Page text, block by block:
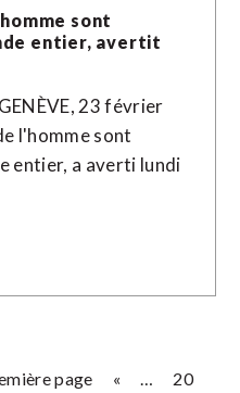
sont
entier, avertit
23 février
l'homme sont
entier, a averti lundi
page « …
20